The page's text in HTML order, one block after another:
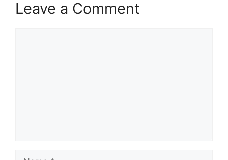
Leave a Comment